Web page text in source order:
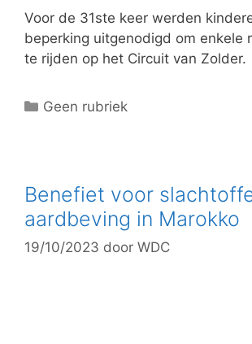
Voor de 31ste keer werden
beperking uitgenodigd om enkele
te rijden op het Circuit van Zolder.
C
g
o
r
i
Geen rubriek
Benefiet voor
aardbeving in Marokko
19/10/2023 door WDC